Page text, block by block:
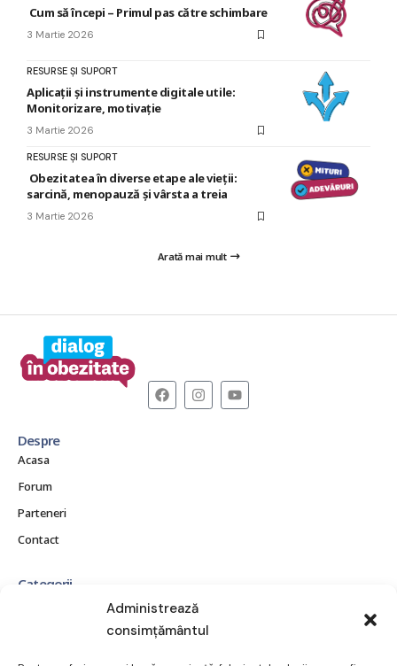
Administrează
consimțământul
Cum să începi – Primul pas către schimbare
3 Martie 2026
RESURSE ȘI SUPORT
Aplicații și instrumente digitale utile:
Monitorizare, motivație
3 Martie 2026
RESURSE ȘI SUPORT
Obezitatea în diverse etape ale vieții:
sarcină, menopauză și vârsta a treia
3 Martie 2026
Arată mai mult
Despre
Acasa
Forum
Parteneri
Contact
Categorii
CE ESTE OBEZITATEA?
CONSECINȚE ȘI COMPLICAȚII